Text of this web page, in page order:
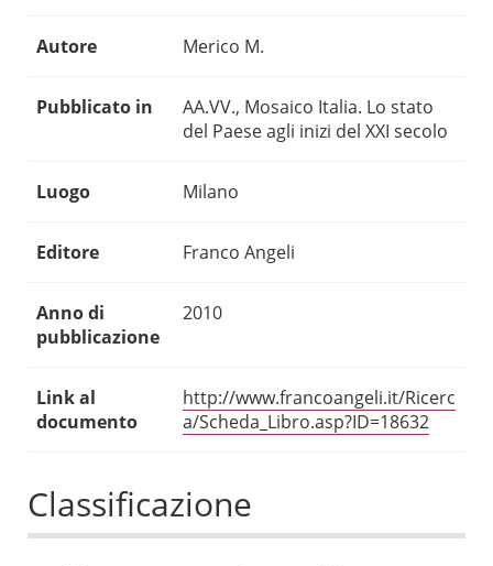
Autore Merico M.
Pubblicato in
AA.VV., Mosaico Italia. Lo stato
del Paese agli inizi del XXI secolo
Luogo Milano
Editore Franco Angeli
Anno di
pubblicazione
2010
Link al
documento
http://www.francoangeli.it/Ricerc
a/Scheda_Libro.asp?ID=18632
Classificazione